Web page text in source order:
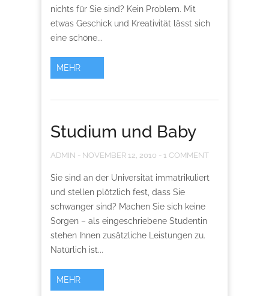
nichts für Sie sind? Kein Problem. Mit
etwas Geschick und Kreativität lässt sich
eine schöne...
MEHR
Studium und Baby
ADMIN - NOVEMBER 12, 2010 - 1 COMMENT
Sie sind an der Universität immatrikuliert
und stellen plötzlich fest, dass Sie
schwanger sind? Machen Sie sich keine
Sorgen – als eingeschriebene Studentin
stehen Ihnen zusätzliche Leistungen zu.
Natürlich ist...
MEHR